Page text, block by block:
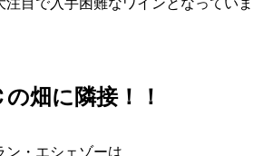
畑に隣接！！
ン・エシェゾーは